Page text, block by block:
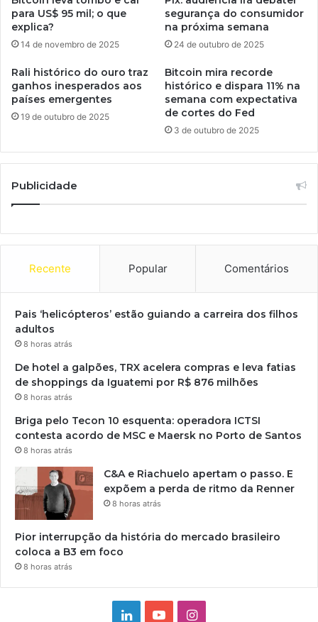
para US$ 95 mil; o que
explica?
14 de novembro de 2025
segurança do consumidor
na próxima semana
24 de outubro de 2025
Rali histórico do ouro traz
ganhos inesperados aos
países emergentes
19 de outubro de 2025
Bitcoin mira recorde
histórico e dispara 11% na
semana com expectativa
de cortes do Fed
3 de outubro de 2025
Publicidade
Recente Popular Comentários
Pais ‘helicópteros’ estão guiando a carreira dos filhos
adultos
8 horas atrás
De hotel a galpões, TRX acelera compras e leva fatias
de shoppings da Iguatemi por R$ 876 milhões
8 horas atrás
Briga pelo Tecon 10 esquenta: operadora ICTSI
contesta acordo de MSC e Maersk no Porto de Santos
8 horas atrás
C&A e Riachuelo apertam o passo. E
expõem a perda de ritmo da Renner
8 horas atrás
Pior interrupção da história do mercado brasileiro
coloca a B3 em foco
8 horas atrás
LinkedinYouTubeInstagram